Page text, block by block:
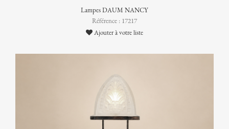
Lampes DAUM NANCY
Référence : 17217
Ajouter à votre liste